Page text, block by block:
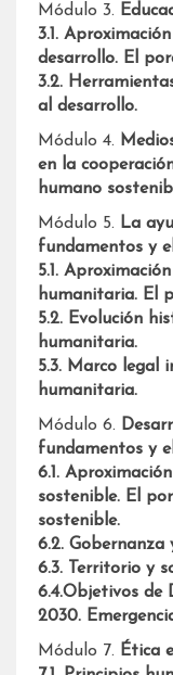
Módulo 3.
3.1.
desarrollo. El
3.2.
al desarrollo.
Módulo 4.
en la
humano
Módulo 5. La
fundamentos y
5.1.
humanitaria. El
5.2. Evolución
humanitaria.
5.3. Marco legal
humanitaria.
Módulo 6.
fundamentos y
6.1.
sostenible. El
sostenible.
6.2. Gobernanza
6.3. Territorio y
6.4.Objetivos de
2030.
Módulo 7. Ética